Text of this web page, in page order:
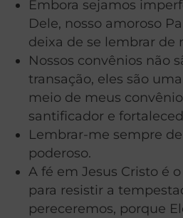
Embora sejamos
Dele, nosso amoroso
deixa de se lembrar de
Nossos convênios não
transação, eles são
meio de meus
santificador e
Lembrar-me sempre
poderoso.
A fé em Jesus Cristo é
para resistir a
pereceremos, porque